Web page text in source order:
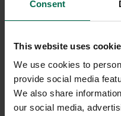
Consent
This website uses
We use cookies to
provide social media
We also share
our social media,